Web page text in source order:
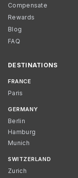
Compensate
Rewards
Blog
FAQ
DESTINATIONS
FRANCE
Paris
GERMANY
Berlin
Hamburg
Munich
SWITZERLAND
Zurich